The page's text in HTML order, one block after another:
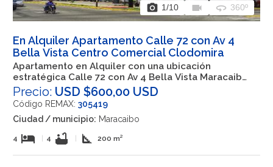
photo_camera 1/10 videocam 360 360º
En Alquiler Apartamento Calle 72 con Av 4
Bella Vista Centro Comercial Clodomira
Apartamento en Alquiler con una ubicación
estratégica Calle 72 con Av 4 Bella Vista Maracaibo
Zulia
Precio: USD $600,00 USD
Código REMAX: 305419
Ciudad / municipio: Maracaibo
4 hotel 4 bathtub square_foot 200 m²